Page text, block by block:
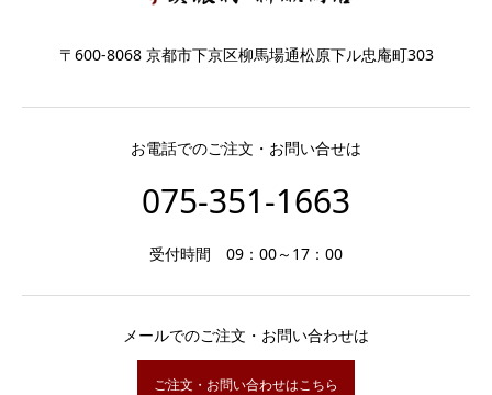
〒600-8068 京都市下京区柳馬場通松原下ル忠庵町303
お電話でのご注文・お問い合せは
075-351-1663
受付時間 09：00～17：00
メールでのご注文・お問い合わせは
ご注文・お問い合わせはこちら